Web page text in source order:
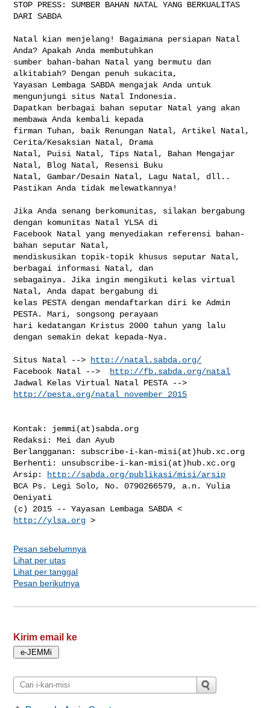
STOP PRESS: SUMBER BAHAN NATAL YANG BERKUALITAS
DARI SABDA
Natal kian menjelang! Bagaimana persiapan Natal
Anda? Apakah Anda membutuhkan
sumber bahan-bahan Natal yang bermutu dan
alkitabiah? Dengan penuh sukacita,
Yayasan Lembaga SABDA mengajak Anda untuk
mengunjungi situs Natal Indonesia.
Dapatkan berbagai bahan seputar Natal yang akan
membawa Anda kembali kepada
firman Tuhan, baik Renungan Natal, Artikel Natal,
Cerita/Kesaksian Natal, Drama
Natal, Puisi Natal, Tips Natal, Bahan Mengajar
Natal, Blog Natal, Resensi Buku
Natal, Gambar/Desain Natal, Lagu Natal, dll..
Pastikan Anda tidak melewatkannya!
Jika Anda senang berkomunitas, silakan bergabung
dengan komunitas Natal YLSA di
Facebook Natal yang menyediakan referensi bahan-
bahan seputar Natal,
mendiskusikan topik-topik khusus seputar Natal,
berbagai informasi Natal, dan
sebagainya. Jika ingin mengikuti kelas virtual
Natal, Anda dapat bergabung di
kelas PESTA dengan mendaftarkan diri ke Admin
PESTA. Mari, songsong perayaan
hari kedatangan Kristus 2000 tahun yang lalu
dengan semakin dekat kepada-Nya.
Situs Natal -->
http://natal.sabda.org/
Facebook Natal -->
http://fb.sabda.org/natal
http://pesta.org/natal_november_2015
Kontak: jemmi(at)sabda.org
Redaksi: Mei dan Ayub
Berlangganan: subscribe-i-kan-misi(at)hub.xc.org
Berhenti: unsubscribe-i-kan-misi(at)hub.xc.org
Arsip:
http://sabda.org/publikasi/misi/arsip
BCA Ps. Legi Solo, No. 0790266579, a.n. Yulia
Oeniyati
http://ylsa.org
Pesan sebelumnya
Lihat per utas
Lihat per tanggal
Pesan berikutnya
Kirim email ke